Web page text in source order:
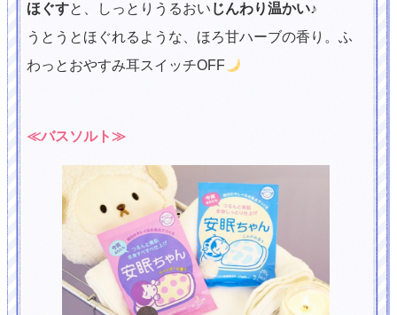
ほぐすと、しっとりうるおい じんわり温かい♪
うとうとほぐれるような、ほろ甘ハーブの香り。ふ
わっとおやすみ耳スイッチOFF
≪バスソルト≫